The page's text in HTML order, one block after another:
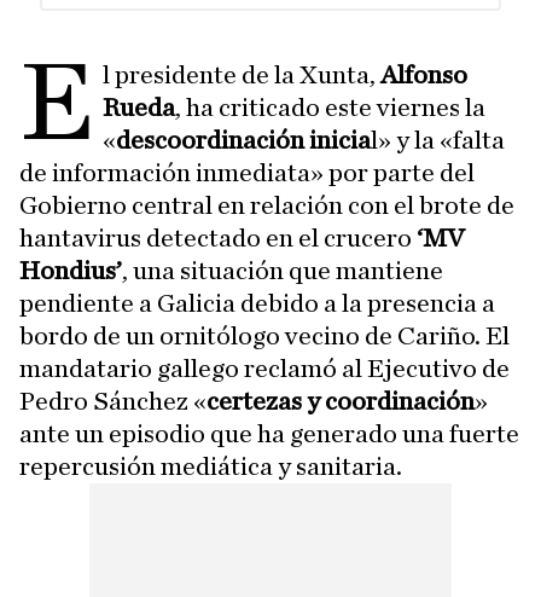
E l presidente de la Xunta,Alfonso
Rueda, ha criticado este viernes la
«descoordinación inicial» y la «falta
de información inmediata» por parte del
Gobierno central en relación con el brote de
hantavirus detectado en el crucero ‘MV
Hondius’, una situación que mantiene
pendiente a Galicia debido a la presencia a
bordo de un ornitólogo vecino de Cariño. El
mandatario gallego reclamó al Ejecutivo de
Pedro Sánchez «certezas y coordinación»
ante un episodio que ha generado una fuerte
repercusión mediática y sanitaria.